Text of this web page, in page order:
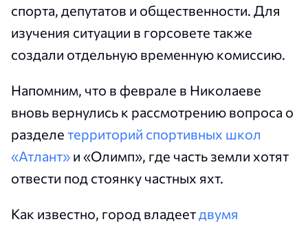
спорта, депутатов и общественности. Для
изучения ситуации в горсовете также
создали отдельную временную комиссию.
Напомним, что в феврале в Николаеве
вновь вернулись к рассмотрению вопроса о
разделе территорий спортивных школ
«Атлант» и «Олимп», где часть земли хотят
отвести под стоянку частных яхт.
Как известно, город владеетдвумя